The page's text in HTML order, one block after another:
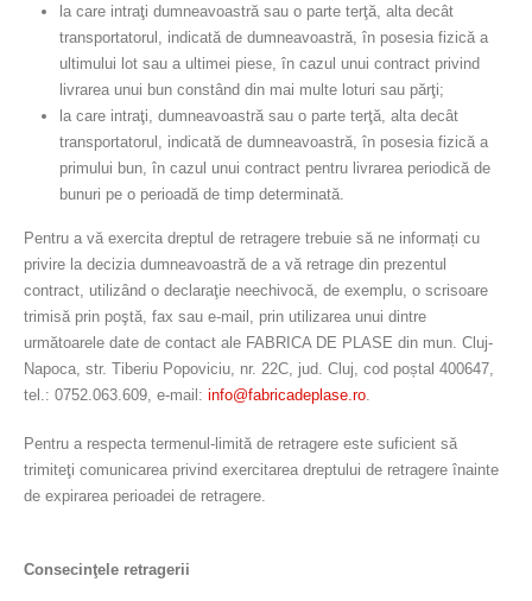
la care intraţi dumneavoastră sau o parte terţă, alta decât
transportatorul, indicată de dumneavoastră, în posesia fizică a
ultimului lot sau a ultimei piese, în cazul unui contract privind
livrarea unui bun constând din mai multe loturi sau părţi;
la care intraţi, dumneavoastră sau o parte terţă, alta decât
transportatorul, indicată de dumneavoastră, în posesia fizică a
primului bun, în cazul unui contract pentru livrarea periodică de
bunuri pe o perioadă de timp determinată.
Pentru a vă exercita dreptul de retragere trebuie să ne informați cu
privire la decizia dumneavoastră de a vă retrage din prezentul
contract, utilizând o declaraţie neechivocă, de exemplu, o scrisoare
trimisă prin poştă, fax sau e-mail, prin utilizarea unui dintre
următoarele date de contact ale FABRICA DE PLASE din mun. Cluj-
Napoca, str. Tiberiu Popoviciu, nr. 22C, jud. Cluj, cod poștal 400647,
tel.: 0752.063.609, e-mail: info@fabricadeplase.ro
Pentru a respecta termenul-limită de retragere este suficient să
trimiteţi comunicarea privind exercitarea dreptului de retragere înainte
de expirarea perioadei de retragere.
Consecinţele retragerii